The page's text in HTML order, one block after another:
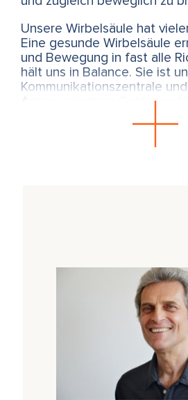
Unsere Wirbelsäule hat
Eine gesunde Wirbelsäule
und Bewegung in fast alle
hält uns in Balance. Sie ist
Kommunikationszentrale
Achse zwischen Gehirn und
von ihr ab und übermitteln
Das Leben mit der
ganzes Leben von Geburt
Gewohnheiten entstehen
verstehen, wie unsere
funktioniert, wie sich unser
mentales Befinden in ihr
Möglichkeiten sie bietet und
Fehlhaltungen zu